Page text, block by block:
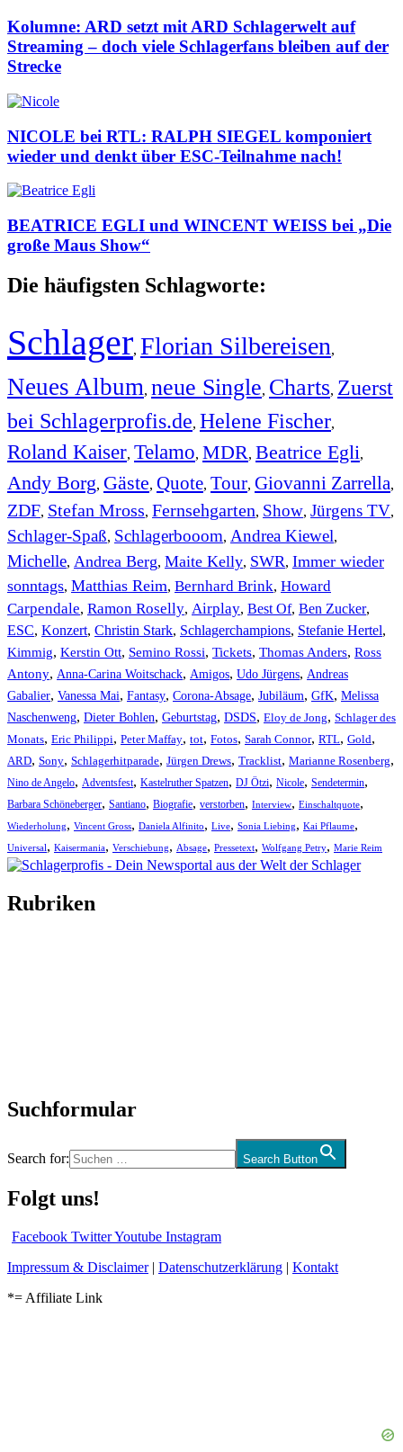
Kolumne: ARD setzt mit ARD Schlagerwelt auf
Streaming – doch viele Schlagerfans bleiben auf der
Strecke
NICOLE bei RTL: RALPH SIEGEL komponiert
wieder und denkt über ESC-Teilnahme nach!
BEATRICE EGLI und WINCENT WEISS bei „Die
große Maus Show“
Die häufigsten Schlagworte:
Schlager, Florian Silbereisen,
Neues Album, neue Single, Charts, Zuerst
bei Schlagerprofis.de, Helene Fischer,
Roland Kaiser, Telamo, MDR, Beatrice Egli,
Andy Borg, Gäste, Quote, Tour, Giovanni Zarrella,
ZDF, Stefan Mross, Fernsehgarten, Show, Jürgens TV,
Schlager-Spaß, Schlagerbooom, Andrea Kiewel,
Michelle, Andrea Berg, Maite Kelly, SWR, Immer wieder
sonntags, Matthias Reim, Bernhard Brink, Howard
Carpendale, Ramon Roselly, Airplay, Best Of, Ben Zucker,
ESC, Konzert, Christin Stark, Schlagerchampions, Stefanie Hertel,
Kimmig, Kerstin Ott, Semino Rossi, Tickets, Thomas Anders, Ross
Antony, Anna-Carina Woitschack, Amigos, Udo Jürgens, Andreas
Gabalier, Vanessa Mai, Fantasy, Corona-Absage, Jubiläum, GfK, Melissa
Naschenweng, Dieter Bohlen, Geburtstag, DSDS, Eloy de Jong, Schlager des
Monats, Eric Philippi, Peter Maffay, tot, Fotos, Sarah Connor, RTL, Gold,
ARD, Sony, Schlagerhitparade, Jürgen Drews, Tracklist, Marianne Rosenberg,
Nino de Angelo, Adventsfest, Kastelruther Spatzen, DJ Ötzi, Nicole, Sendetermin,
Barbara Schöneberger, Santiano, Biografie, verstorben, Interview, Einschaltquote,
Wiederholung, Vincent Gross, Daniela Alfinito, Live, Sonia Liebing, Kai Pflaume,
Universal, Kaisermania, Verschiebung, Absage, Pressetext, Wolfgang Petry, Marie Reim
Rubriken
Suchformular
Search for: Search Button
Folgt uns!
Facebook TwitterYoutube Instagram
Impressum & Disclaimer| Datenschutzerklärung | Kontakt
*= Affiliate Link